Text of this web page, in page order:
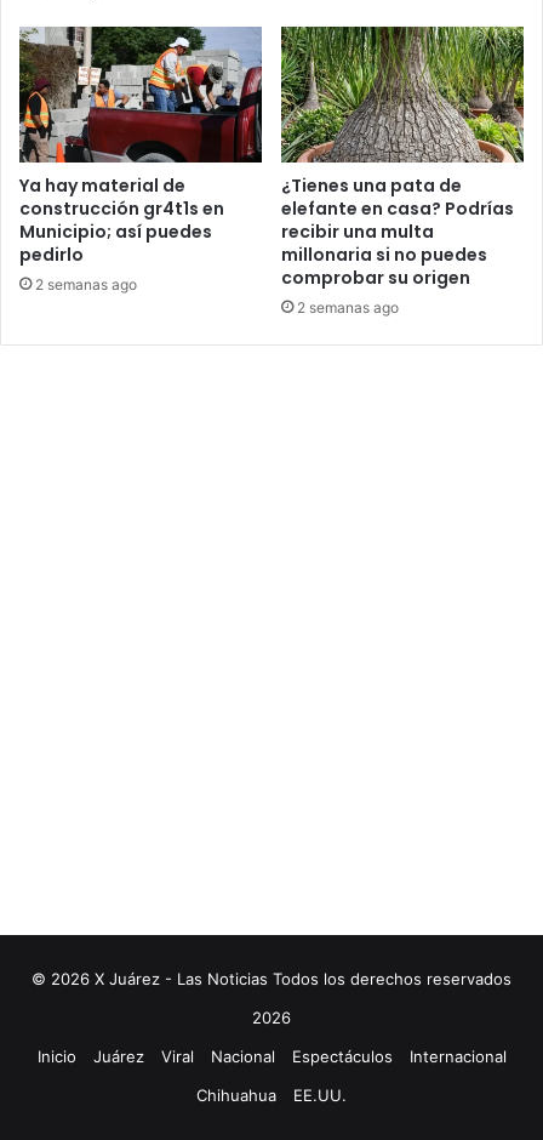
Ya hay material de
construcción gr4t1s en
Municipio; así puedes
pedirlo
2 semanas ago
¿Tienes una pata de
elefante en casa? Podrías
recibir una multa
millonaria si no puedes
comprobar su origen
2 semanas ago
© 2026 X Juárez - Las Noticias Todos los derechos reservados
2026
Inicio
Juárez Viral Nacional Espectáculos
Internacional
Chihuahua
EE.UU.